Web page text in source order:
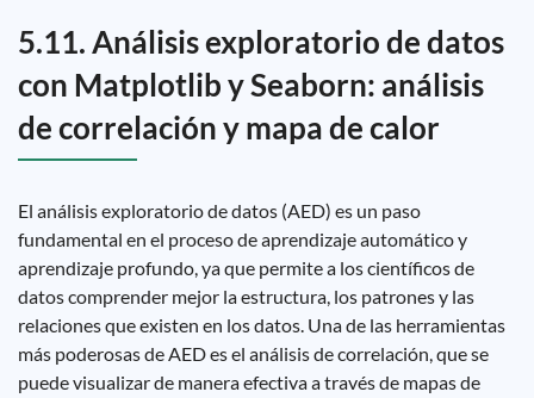
5.11. Análisis exploratorio de datos
con Matplotlib y Seaborn: análisis
de correlación y mapa de calor
El análisis exploratorio de datos (AED) es un paso
fundamental en el proceso de aprendizaje automático y
aprendizaje profundo, ya que permite a los científicos de
datos comprender mejor la estructura, los patrones y las
relaciones que existen en los datos. Una de las herramientas
más poderosas de AED es el análisis de correlación, que se
puede visualizar de manera efectiva a través de mapas de